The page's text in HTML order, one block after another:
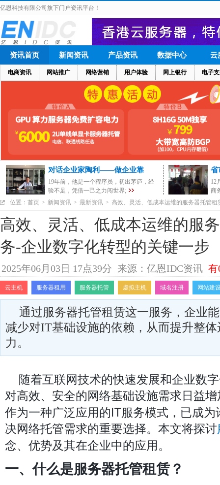
亿恩科技有限公司旗下门户资讯平台！
资讯首页
电商资讯 网站推广 网络营销 用户体验 网上银行 电子
新闻资讯 产品资讯 数据中心 云
对话企业家陶利——做企业靠
19年前，他是一个程序员，初出茅庐，经
验不足，凭借一己之力闯世界;
省
12
商
位置： 首页 > 新闻资讯 > 最新资讯 > 高效、灵活、低成本运维的服务器托管
高效、灵活、低成本运维的服
务-企业数字化转型的关键一步
2025年06月03日 17点39分 来源：亿恩IDC资讯 有
云主机 服务器租用 服务器托管 虚拟主机 域名注册 网站建
通过服务器托管租赁这一服务，企业
减少对IT基础设施的依赖，从而提升整
力。
随着互联网技术的快速发展和企业数
对高效、安全的网络基础设施需求日益增
作为一种广泛应用的IT服务模式，已成
决网络托管需求的重要选择。本文将探讨
念、优势及其在企业中的应用。
一、什么是服务器托管租赁？